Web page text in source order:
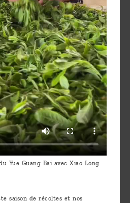
Yue Guang Bai avec Xiao Long
saison de récoltes et nos